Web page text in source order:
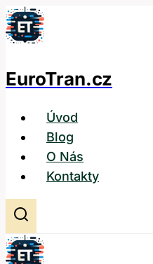
Přeskočit
na
EuroTran.cz
Úvod
Blog
O Nás
Kontakty